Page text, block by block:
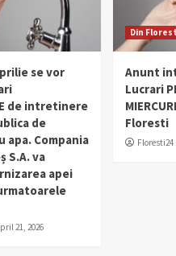
se vor
de intretinere
de
apa. Compania
S.A. va
apei
21, 2026
Din
Anunt
Lucrari
Floresti
Floresti24